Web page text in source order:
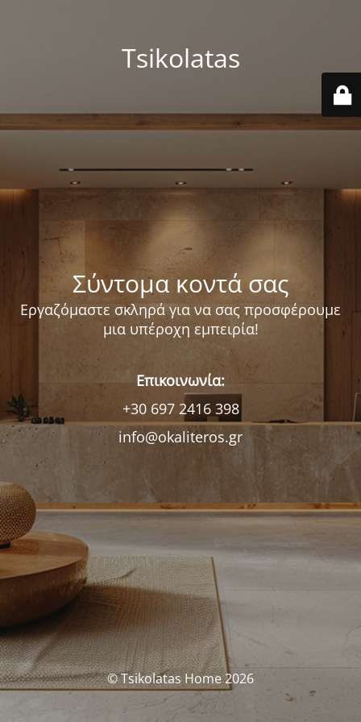
Tsikolatas
Σύντομα κοντά σας
Εργαζόμαστε σκληρά για να σας προσφέρουμε
μια υπέροχη εμπειρία!
Επικοινωνία:
+30 697 2416 398
info@okaliteros.gr
© Tsikolatas Home 2026